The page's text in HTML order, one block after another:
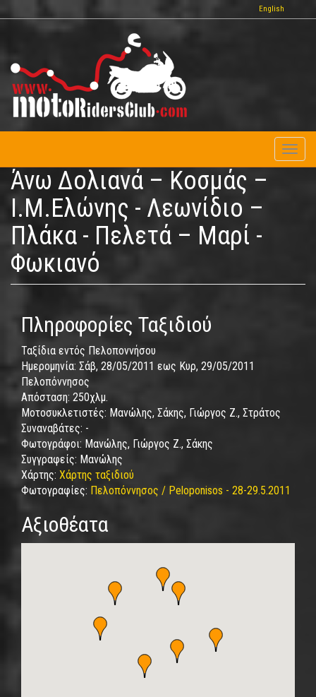
προς
περιεχόμενο
English
Άνω Δολιανά – Κοσμάς –
Ι.Μ.Ελώνης - Λεωνίδιο –
Πλάκα - Πελετά – Μαρί -
Φωκιανό
Πληροφορίες Ταξιδιού
Ταξίδια εντός Πελοποννήσου
Ημερομηνία: Σάβ, 28/05/2011 εως Κυρ, 29/05/2011
Πελοπόννησος
Απόσταση: 250χλμ.
Μοτοσυκλετιστές: Μανώλης, Σάκης, Γιώργος Ζ., Στράτος
Συναναβάτες: -
Φωτογράφοι: Μανώλης, Γιώργος Ζ., Σάκης
Συγγραφείς: Μανώλης
Χάρτης: Χάρτης ταξιδιού
Φωτογραφίες: Πελοπόννησος / Peloponisos - 28-29.5.2011
Αξιοθέατα